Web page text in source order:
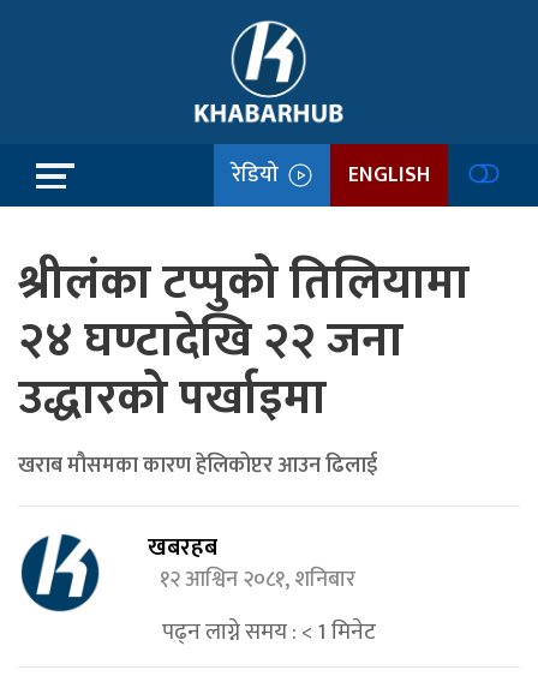
रेडियो ENGLISH
श्रीलंका टप्पुको तिलियामा
२४ घण्टादेखि २२ जना
उद्धारको पर्खाइमा
खराब मौसमका कारण हेलिकोप्टर आउन ढिलाई
खबरहब
१२ आश्विन २०८१, शनिबार
पढ्न लाग्ने समय :< 1मिनेट